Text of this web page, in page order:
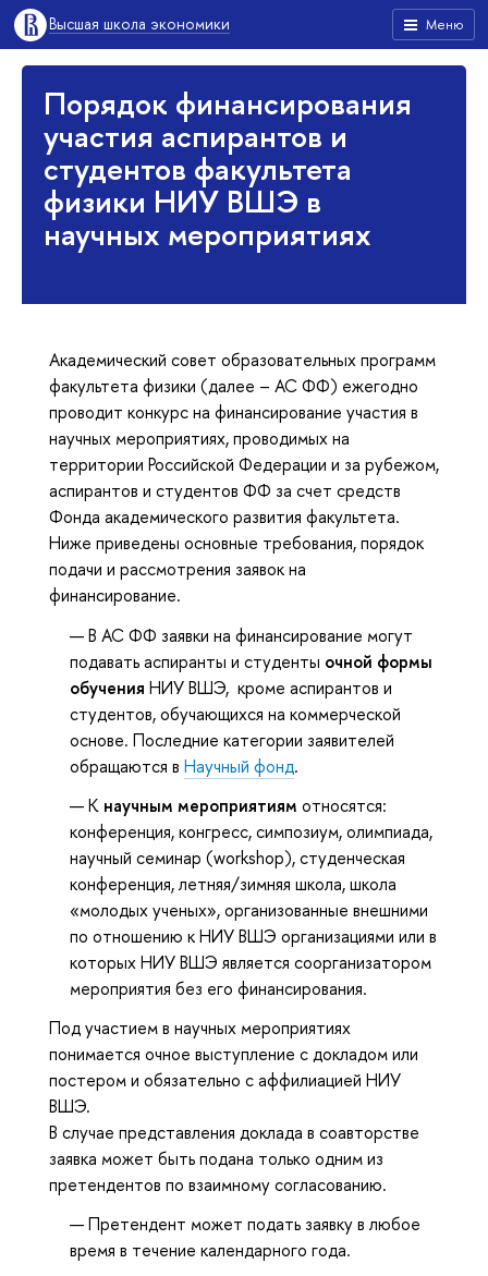
Меню
Высшая школа экономики
Порядок финансирования
участия аспирантов и
студентов факультета
физики НИУ ВШЭ в
научных мероприятиях
Академический совет образовательных программ
факультета физики (далее – АС ФФ) ежегодно
проводит конкурс на финансирование участия в
научных мероприятиях, проводимых на
территории Российской Федерации и за рубежом,
аспирантов и студентов ФФ за счет средств
Фонда академического развития факультета.
Ниже приведены основные требования, порядок
подачи и рассмотрения заявок на
финансирование.
В АС ФФ заявки на финансирование могут
подавать аспиранты и студенты очной формы
обучения НИУ ВШЭ, кроме аспирантов и
студентов, обучающихся на коммерческой
основе. Последние категории заявителей
обращаются вНаучный фонд.
К научным мероприятиям относятся:
конференция, конгресс, симпозиум, олимпиада,
научный семинар (workshop), студенческая
конференция, летняя/зимняя школа, школа
«молодых ученых», организованные внешними
по отношению к НИУ ВШЭ организациями или в
которых НИУ ВШЭ является соорганизатором
мероприятия без его финансирования.
Под участием в научных мероприятиях
понимается очное выступление с докладом или
постером и обязательно с аффилиацией НИУ
ВШЭ.
В случае представления доклада в соавторстве
заявка может быть подана только одним из
претендентов по взаимному согласованию.
Претендент может подать заявку в любое
время в течение календарного года.